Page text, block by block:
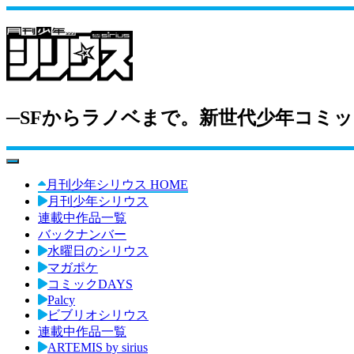
─SFからラノベまで。新世代少年コミ
toggle navigation
月刊少年シリウス HOME
月刊少年シリウス
連載中作品一覧
バックナンバー
水曜日のシリウス
マガポケ
コミックDAYS
Palcy
ビブリオシリウス
連載中作品一覧
ARTEMIS by sirius